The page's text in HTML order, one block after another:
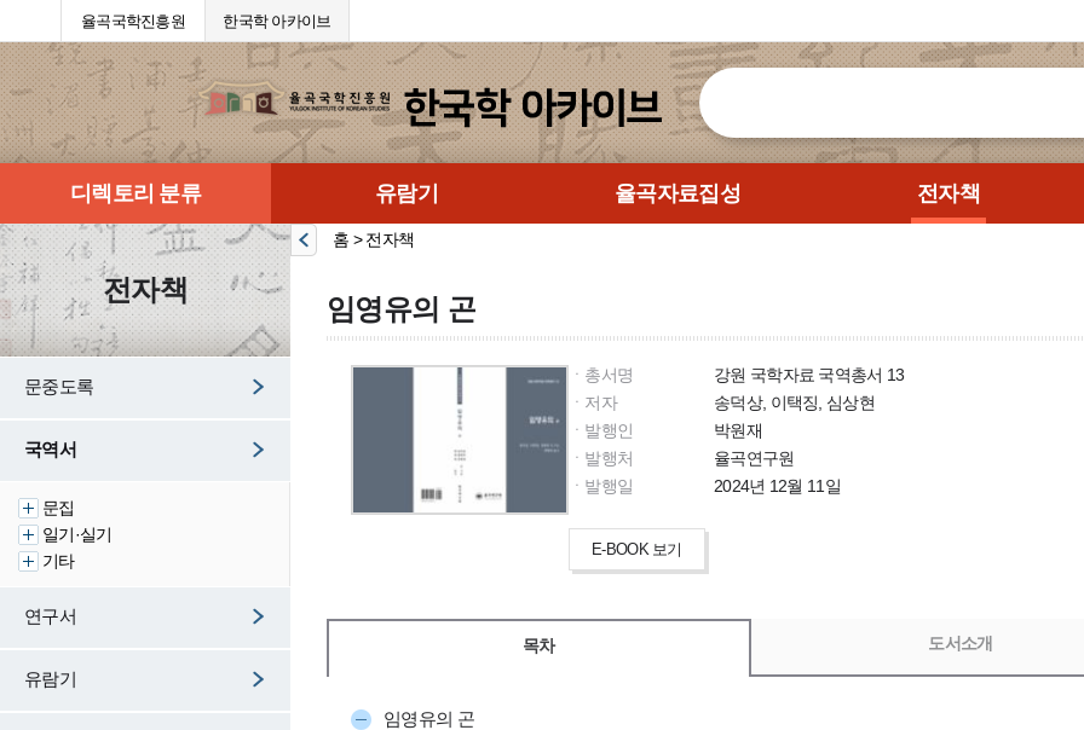
율곡국학진흥원 한국학 아카이브
디렉토리 분류 유람기 율곡자료집성 전자책
전자책
문중도록
국역서
문집
일기·실기
기타
연구서
유람기
홈 > 전자책
임영유의 곤
ㆍ총서명
강원 국학자료 국역총서 13
ㆍ저자
송덕상, 이택징, 심상현
ㆍ발행인
박원재
ㆍ발행처
율곡연구원
ㆍ발행일
2024년 12월 11일
E-BOOK 보기
목차 도서소개
임영유의 곤